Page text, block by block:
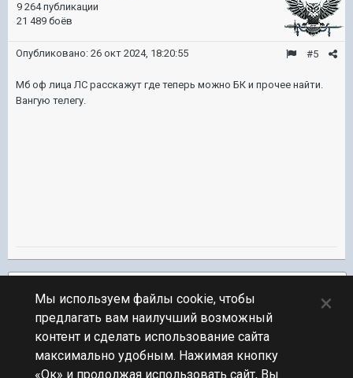
9 264 публикации
21 489 боёв
#5
Опубликовано: 26 окт 2024, 18:20:55
Мб оф лица ЛС расскажут где теперь можно БК и прочее найти.
Вангую телегу.
ПЕРЕЙТИ К СПИСКУ ТЕМ
Обсуждение Мира Кораблей
Мы используем файлы cookie, чтобы
предлагать вам наилучший возможный
контент и сделать использование сайта
максимально удобным. Нажимая кнопку
«Ок» и продолжая использовать сайт, Вы
×